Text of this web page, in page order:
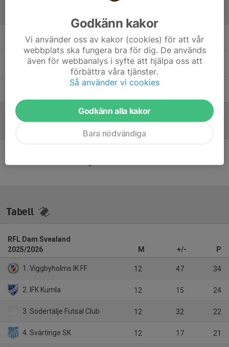
Elin KarlssonSpelande ass tränare, material
Lars OlssonHuvudtränare
Tabell
RFL Dam Svealand
2025/2026
M +/- P
1. Viggbyholms IK FF 12 47 34
2. IFK Kumla 12 15 24
3. Södertälje Futsal Club 12 32 22
4. Svärtinge SK 12 17 21
Godkänn kakor
Vi använder oss av kakor (cookies) för att vår
webbplats ska fungera bra för dig. De används
även för webbanalys i syfte att hjälpa oss att
förbättra våra tjänster.
Så använder vi cookies
Godkänn alla kakor
Bara nödvändiga